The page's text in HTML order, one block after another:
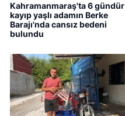
Kahramanmaraş'ta 6 gündür
kayıp yaşlı adamın Berke
Barajı'nda cansız bedeni
bulundu